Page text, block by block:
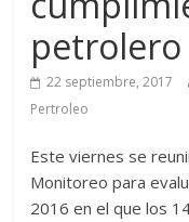
petrolero
22 septiembre, 2017
Pertroleo
Este viernes se
Monitoreo para
2016 en el que los